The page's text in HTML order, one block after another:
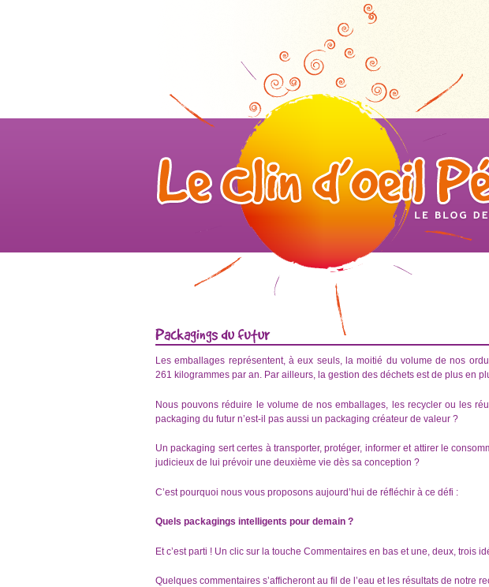
Les emballages représentent, à eux seuls, la moitié du volume de nos
261 kilogrammes par an. Par ailleurs, la gestion des déchets est de plus en
Nous pouvons réduire le volume de nos emballages, les recycler ou les
packaging du futur n’est-il pas aussi un packaging créateur de valeur ?
Un packaging sert certes à transporter, protéger, informer et attirer le
judicieux de lui prévoir une deuxième vie dès sa conception ?
C’est pourquoi nous vous proposons aujourd’hui de réfléchir à ce défi :
Quels packagings intelligents pour demain ?
Et c’est parti ! Un clic sur la touche Commentaires en bas et une, deux, trois
Quelques commentaires s’afficheront au fil de l’eau et les résultats de notre